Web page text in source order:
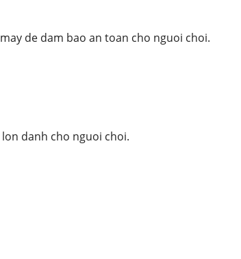
de dam bao an toan cho nguoi choi.
danh cho nguoi choi.